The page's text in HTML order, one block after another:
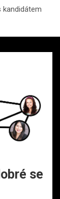
kandidátem
se